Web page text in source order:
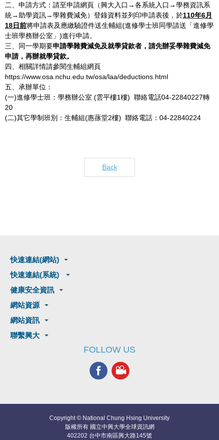
二、申請方式：請至申請網頁（興大入口→各系統入口→學務資訊系
統→助學資訊→學雜費減免）登錄資料並列印申請表後，於110年6月
18日前將申請表及應繳驗證件送生輔組(進修學士班同學請送「進修學
士班學務辦公室」)進行申請。
三、同一學期要申請學雜費減免及就學貸款者，請先辦妥學雜費減免
申請，再辦就學貸款。
四、相關詳情請參閱生輔組網頁
https://www.osa.nchu.edu.tw/osa/laa/deductions.html
五、承辦單位：
(一)進修學士班：學務辦公室 (雲平樓1樓) 聯絡電話04-22840227轉
20
(二)其它學制班別：生輔組(惠蓀堂2樓) 聯絡電話：04-22840224
Back
快速連結(網站)
快速連結(系統)
健康安全資訊
網站資源
網站資訊
聯繫興大
FOLLOW US
Copyright © National Chung Hsing University
版權所有 國立中興大學全球資訊網
402202 台中市南區興大路145號